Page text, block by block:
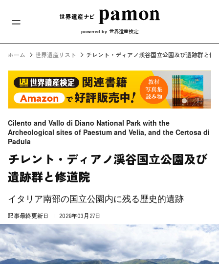
メインナビ
powered by 世界遺産検定
ホーム 世界遺産リスト チレント・ディアノ渓谷国立公園及び遺跡群と修
Cilento and Vallo di Diano National Park with the
Archeological sites of Paestum and Velia, and the Certosa di
Padula
チレント・ディアノ渓谷国立公園及び
遺跡群と修道院
イタリア南部の国立公園内に残る歴史的遺跡
記事最終更新日 2026年03月27日